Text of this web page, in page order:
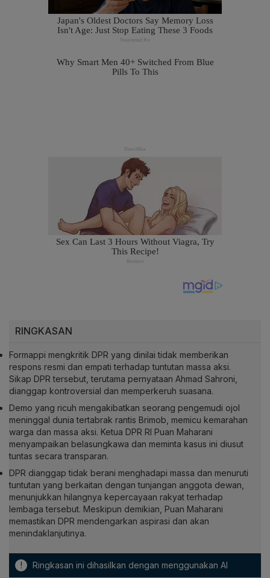
RINGKASAN
Formappi mengkritik DPR yang dinilai tidak memberikan
respons resmi dan empati terhadap tuntutan massa aksi.
Sikap DPR tersebut, terutama pernyataan Ahmad Sahroni,
dianggap kontroversial dan memperkeruh suasana.
Demo yang ricuh mengakibatkan seorang pengemudi ojol
meninggal dunia tertabrak rantis Brimob, memicu kemarahan
warga dan massa aksi. Ketua DPR RI Puan Maharani
menyampaikan belasungkawa dan meminta kasus ini diusut
tuntas secara transparan.
DPR dianggap tidak berani menghadapi massa dan menuruti
tuntutan yang berkaitan dengan tunjangan anggota dewan,
menunjukkan hilangnya kepercayaan rakyat terhadap
lembaga tersebut. Meskipun demikian, Puan Maharani
memastikan DPR mendengarkan aspirasi dan akan
menindaklanjutinya.
! Ringkasan ini dihasilkan dengan menggunakan AI